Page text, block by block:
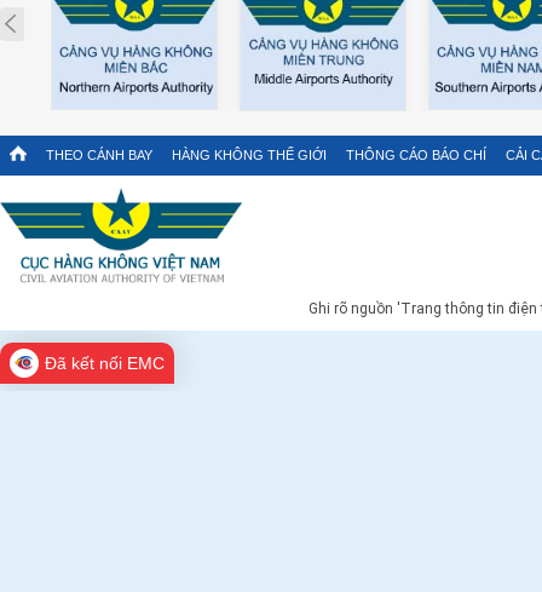
Prev
THEO CÁNH BAY HÀNG KHÔNG THẾ GIỚI THÔNG CÁO BÁO CHÍ CẢI
Ghi rõ nguồn 'Trang thông tin
Đã kết nối EMC